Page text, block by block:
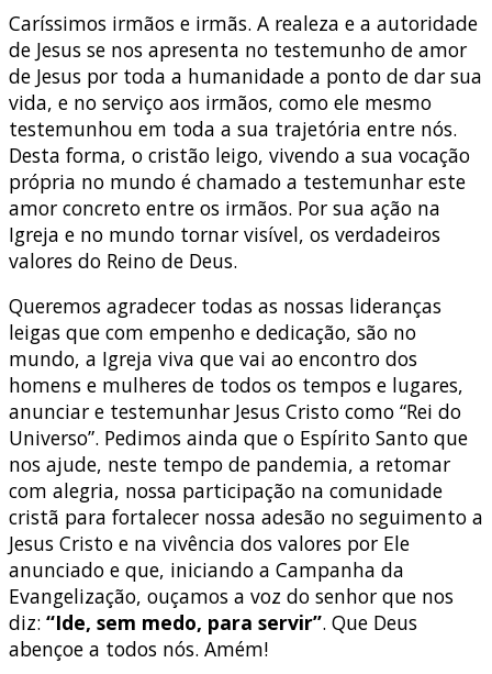
Caríssimos irmãos e irmãs. A realeza e a autoridade
de Jesus se nos apresenta no testemunho de amor
de Jesus por toda a humanidade a ponto de dar sua
vida, e no serviço aos irmãos, como ele mesmo
testemunhou em toda a sua trajetória entre nós.
Desta forma, o cristão leigo, vivendo a sua vocação
própria no mundo é chamado a testemunhar este
amor concreto entre os irmãos. Por sua ação na
Igreja e no mundo tornar visível, os verdadeiros
valores do Reino de Deus.
Queremos agradecer todas as nossas lideranças
leigas que com empenho e dedicação, são no
mundo, a Igreja viva que vai ao encontro dos
homens e mulheres de todos os tempos e lugares,
anunciar e testemunhar Jesus Cristo como “Rei do
Universo”. Pedimos ainda que o Espírito Santo que
nos ajude, neste tempo de pandemia, a retomar
com alegria, nossa participação na comunidade
cristã para fortalecer nossa adesão no seguimento a
Jesus Cristo e na vivência dos valores por Ele
anunciado e que, iniciando a Campanha da
Evangelização, ouçamos a voz do senhor que nos
diz: “Ide, sem medo, para servir”. Que Deus
abençoe a todos nós. Amém!